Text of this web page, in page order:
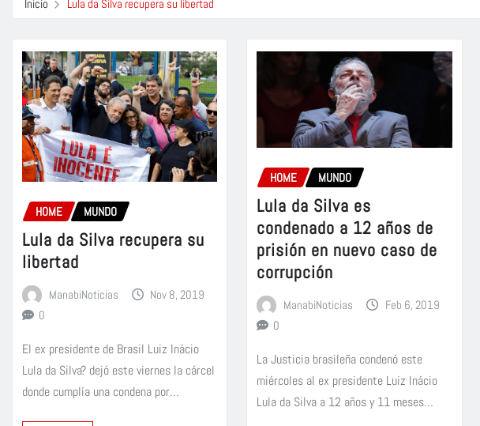
Inicio Lula da Silva recupera su libertad
HOME MUNDO
Lula da Silva recupera su
libertad
ManabiNoticias
Nov 8, 2019
0
El ex presidente de Brasil Luiz Inácio
Lula da Silva? dejó este viernes la cárcel
donde cumplía una condena por…
HOME MUNDO
Lula da Silva es
condenado a 12 años de
prisión en nuevo caso de
corrupción
ManabiNoticias
Feb 6, 2019
0
La Justicia brasileña condenó este
miércoles al ex presidente Luiz Inácio
Lula da Silva a 12 años y 11 meses…